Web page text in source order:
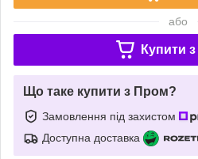
або
Купити з
Що таке купити з Пром?
Замовлення під захистом
Доступна доставка